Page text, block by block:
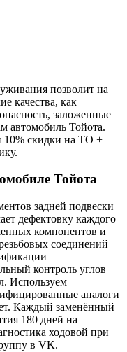
позволит на
качества, как
заложенные
автомобиль Тойота.
10% скидки на ТО +
Тойота
задней подвески
дефектовку каждого
компонентов и
соединений
контроль углов
Используем
аналоги
Каждый заменённый
180 дней на
ходовой при
в VK.